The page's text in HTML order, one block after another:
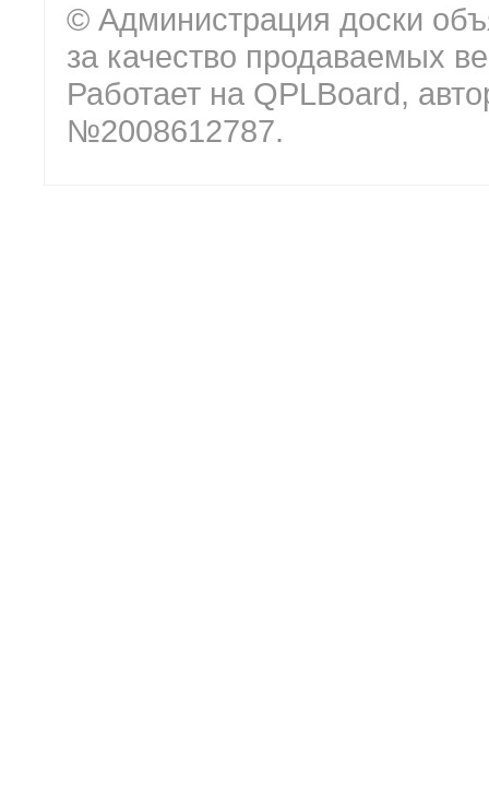
© Администрация доски
за качество продаваемых
Работает на QPLBoard,
№2008612787.